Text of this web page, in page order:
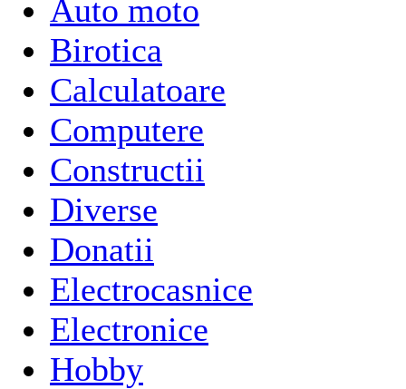
Auto moto
Birotica
Calculatoare
Computere
Constructii
Diverse
Donatii
Electrocasnice
Electronice
Hobby